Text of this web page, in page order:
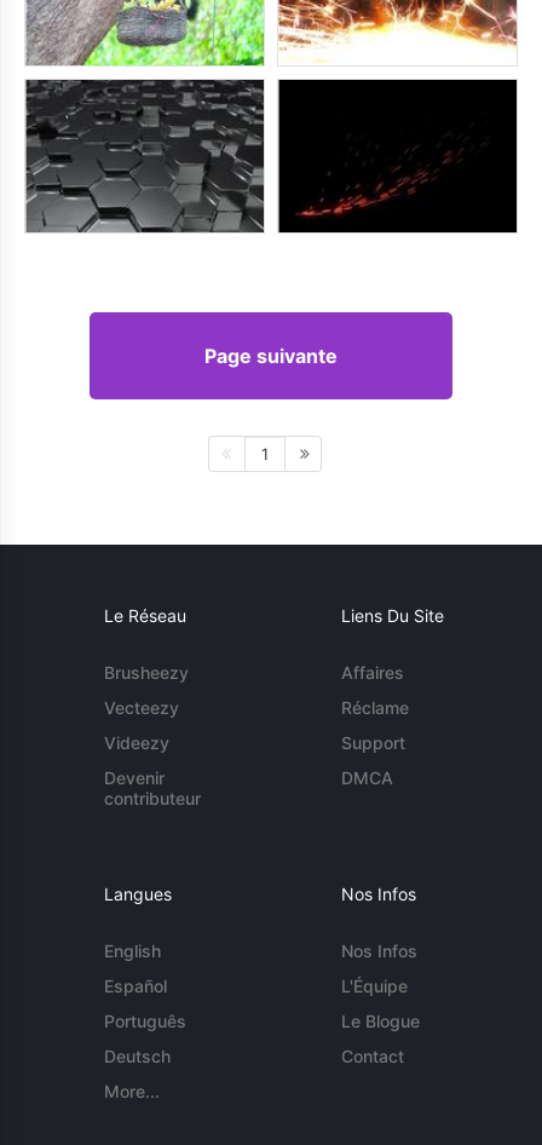
Page suivante
1
Le Réseau
Brusheezy
Vecteezy
Videezy
Devenir
contributeur
Liens Du Site
Affaires
Réclame
Support
DMCA
Langues
English
Español
Português
Deutsch
More...
Nos Infos
Nos Infos
L'Équipe
Le Blogue
Contact